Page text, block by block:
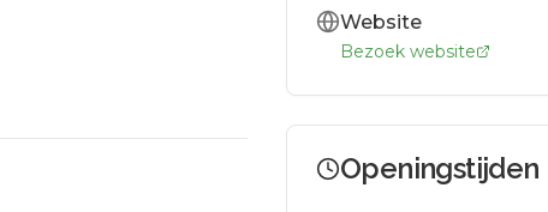
Website
Bezoek website
Openingstijden